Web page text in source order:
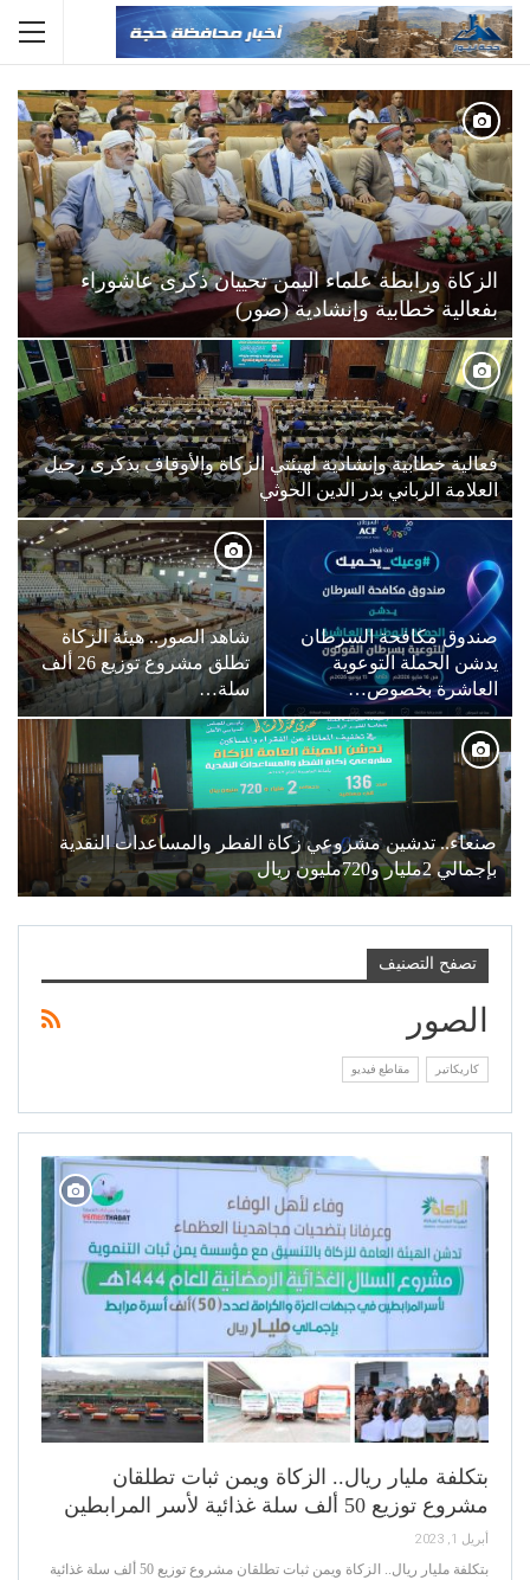
الزكاة ورابطة علماء اليمن تحييان ذكرى عاشوراء
بفعالية خطابية وإنشادية (صور)
فعالية خطابية وإنشادية لهيئتي الزكاة والأوقاف بذكرى رحيل
العلامة الرباني بدر الدين الحوثي
صندوق مكافحة السرطان
يدشن الحملة التوعوية
العاشرة بخصوص…
شاهد الصور.. هيئة الزكاة
تطلق مشروع توزيع 26 ألف
سلة…
صنعاء.. تدشين مشروعي زكاة الفطر والمساعدات النقدية
بإجمالي 2مليار و720مليون ريال
تصفح التصنيف
الصور
كاريكاتير مقاطع فيديو
بتكلفة مليار ريال.. الزكاة ويمن ثبات تطلقان
مشروع توزيع 50 ألف سلة غذائية لأسر المرابطين
أبريل 1, 2023
بتكلفة مليار ريال.. الزكاة ويمن ثبات تطلقان مشروع توزيع 50 ألف سلة غذائية